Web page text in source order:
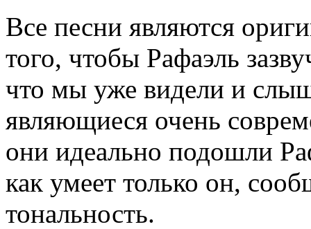
Все песни являются
того, чтобы Рафаэль
что мы уже видели и
являющиеся очень
они идеально подошли
как умеет только он,
тональность.